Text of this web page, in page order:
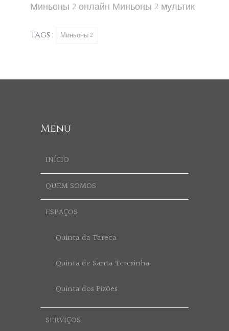
Миньоны 2 онлайн Миньоны 2 мультик
Tags : Миньоны 2
Menu
INÍCIO
QUEM SOMOS
ESPAÇOS
Quinta da Tareca
Quinta de Santa Teresinha
Quinta dos Pizões
SERVIÇOS